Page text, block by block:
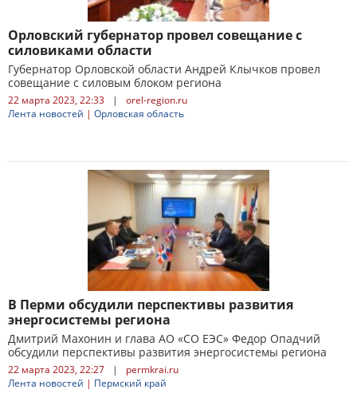
Орловский губернатор провел совещание с
силовиками области
Губернатор Орловской области Андрей Клычков провел
совещание с силовым блоком региона
22 марта 2023, 22:33 |
orel-region.ru
Лента новостей | Орловская область
В Перми обсудили перспективы развития
энергосистемы региона
Дмитрий Махонин и глава АО «СО ЕЭС» Федор Опадчий
обсудили перспективы развития энергосистемы региона
22 марта 2023, 22:27 |
permkrai.ru
Лента новостей | Пермский край